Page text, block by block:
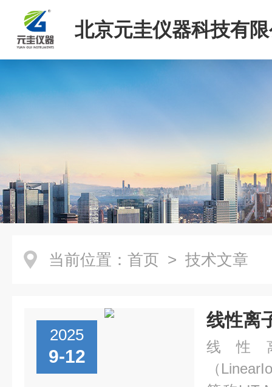
北京元圭仪器科技有
当前位置： 首页 > 技术文章
2025
9-12
线性
（